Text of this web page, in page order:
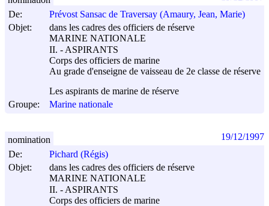
De:
Prévost Sansac de Traversay (Amaury, Jean, Marie)
Objet:
dans les cadres des officiers de réserve
MARINE NATIONALE
II. - ASPIRANTS
Corps des officiers de marine
Au grade d'enseigne de vaisseau de 2e classe de réserve
Les aspirants de marine de réserve
Groupe:
Marine nationale
De:
Pichard (Régis)
Objet:
dans les cadres des officiers de réserve
MARINE NATIONALE
II. - ASPIRANTS
Corps des officiers de marine
nomination 19/12/1997